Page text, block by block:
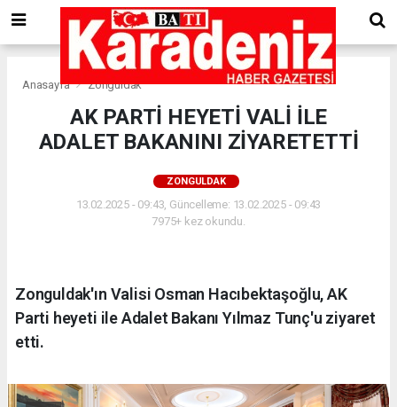
Anasayfa Zonguldak
AK PARTİ HEYETİ VALİ İLE
ADALET BAKANINI ZİYARETETTİ
ZONGULDAK
13.02.2025 - 09:43, Güncelleme: 13.02.2025 - 09:43
7975+ kez okundu.
Zonguldak'ın Valisi Osman Hacıbektaşoğlu, AK
Parti heyeti ile Adalet Bakanı Yılmaz Tunç'u ziyaret
etti.